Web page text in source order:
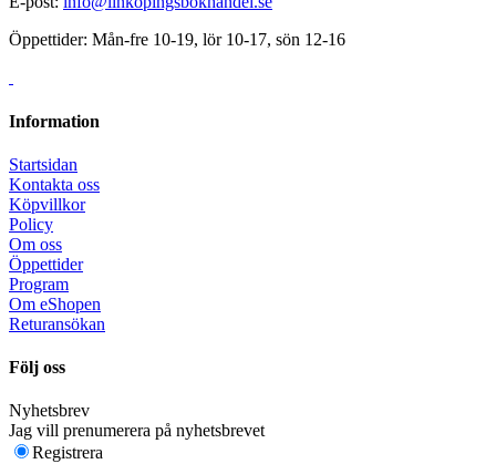
Öppettider: Mån-fre 10-19, lör 10-17, sön 12-16
Information
Startsidan
Kontakta oss
Köpvillkor
Policy
Om oss
Öppettider
Program
Om eShopen
Returansökan
Följ oss
Nyhetsbrev
Jag vill prenumerera på nyhetsbrevet
Registrera